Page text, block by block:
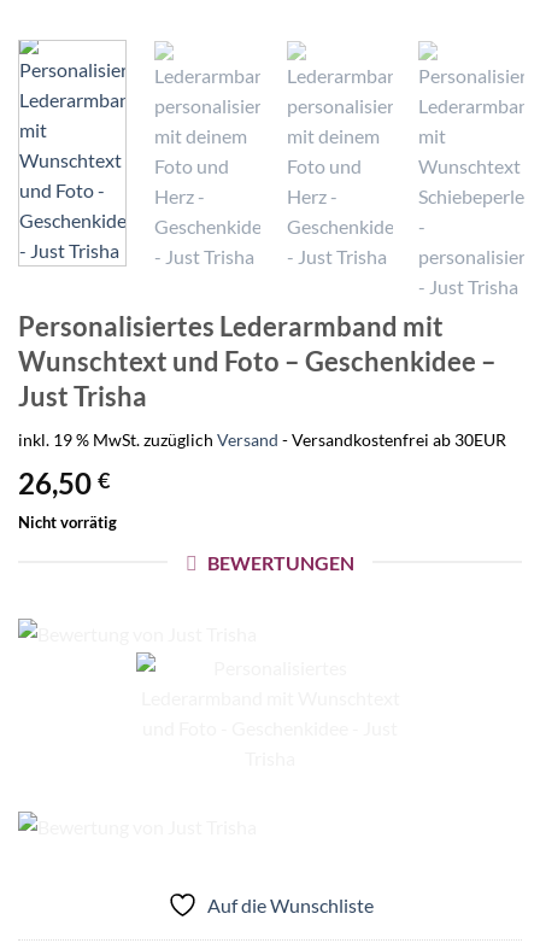
Personalisiertes Lederarmband mit
Wunschtext und Foto – Geschenkidee –
Just Trisha
inkl. 19 % MwSt.zuzüglich Versand - Versandkostenfrei ab 30EUR
26,50 €
Nicht vorrätig
BEWERTUNGEN
Auf die Wunschliste